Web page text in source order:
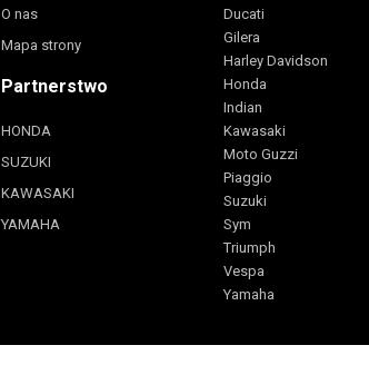
O nas
Mapa strony
Partnerstwo
HONDA
SUZUKI
KAWASAKI
YAMAHA
Ducati
Gilera
Harley Davidson
Honda
Indian
Kawasaki
Moto Guzzi
Piaggio
Suzuki
Sym
Triumph
Vespa
Yamaha